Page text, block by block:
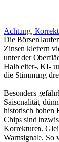
Achtung,
Die Börsen
Zinsen klettern
unter der
Halbleiter-, KI-
die Stimmung
Besonders
Saisonalität,
historisch hohen
Chips sind
Korrekturen.
Warnsignale. So